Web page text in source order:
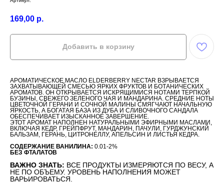
169,00 р.
Добавить в корзину
АРОМАТИЧЕСКОЕ МАСЛО ELDERBERRY NECTAR ВЗРЫВАЕТСЯ
ЗАХВАТЫВАЮЩЕЙ СМЕСЬЮ ЯРКИХ ФРУКТОВ И БОТАНИЧЕСКИХ
АРОМАТОВ. ОН ОТКРЫВАЕТСЯ ИСКРЯЩИМИСЯ НОТАМИ ТЕРПКОЙ
БУЗИНЫ, СВЕЖЕГО ЗЕЛЕНОГО ЧАЯ И МАНДАРИНА. СРЕДНИЕ НОТЫ
ЦВЕТОЧНОЙ ГЕРАНИ И СОЧНОЙ МАЛИНЫ СМЯГЧАЮТ НАЧАЛЬНУЮ
ЯРКОСТЬ, А БОГАТАЯ БАЗА ИЗ ДУБА И СЛИВОЧНОГО САНДАЛА
ОБЕСПЕЧИВАЕТ ИЗЫСКАННОЕ ЗАВЕРШЕНИЕ.
ЭТОТ АРОМАТ НАПОЛНЕН НАТУРАЛЬНЫМИ ЭФИРНЫМИ МАСЛАМИ,
ВКЛЮЧАЯ КЕДР, ГРЕЙПФРУТ, МАНДАРИН, ПАЧУЛИ, ГУРДЖУНСКИЙ
БАЛЬЗАМ, ГЕРАНЬ, ЦИТРОНЕЛЛУ, АПЕЛЬСИН И ЛИСТЬЯ КЕДРА.
СОДЕРЖАНИЕ ВАНИЛИНА: 0.01-2%
БЕЗ ФТАЛАТОВ
ВАЖНО ЗНАТЬ: ВСЕ ПРОДУКТЫ ИЗМЕРЯЮТСЯ ПО ВЕСУ, А
НЕ ПО ОБЪЕМУ. УРОВЕНЬ НАПОЛНЕНИЯ МОЖЕТ
ВАРЬИРОВАТЬСЯ.